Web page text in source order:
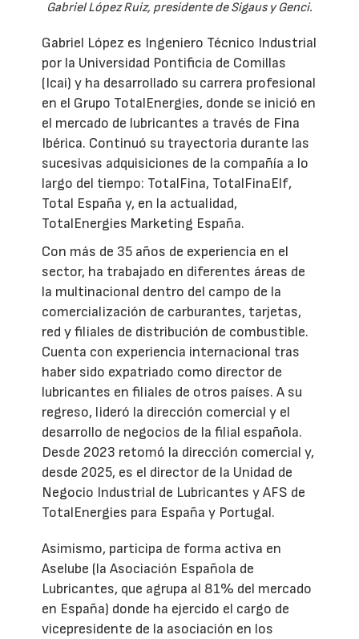
Gabriel López Ruiz, presidente de Sigaus y Genci.
Gabriel López es Ingeniero Técnico Industrial
por la Universidad Pontificia de Comillas
(Icai) y ha desarrollado su carrera profesional
en el Grupo TotalEnergies, donde se inició en
el mercado de lubricantes a través de Fina
Ibérica. Continuó su trayectoria durante las
sucesivas adquisiciones de la compañía a lo
largo del tiempo: TotalFina, TotalFinaElf,
Total España y, en la actualidad,
TotalEnergies Marketing España.
Con más de 35 años de experiencia en el
sector, ha trabajado en diferentes áreas de
la multinacional dentro del campo de la
comercialización de carburantes, tarjetas,
red y filiales de distribución de combustible.
Cuenta con experiencia internacional tras
haber sido expatriado como director de
lubricantes en filiales de otros países. A su
regreso, lideró la dirección comercial y el
desarrollo de negocios de la filial española.
Desde 2023 retomó la dirección comercial y,
desde 2025, es el director de la Unidad de
Negocio Industrial de Lubricantes y AFS de
TotalEnergies para España y Portugal.
Asimismo, participa de forma activa en
Aselube (la Asociación Española de
Lubricantes, que agrupa al 81% del mercado
en España) donde ha ejercido el cargo de
vicepresidente de la asociación en los